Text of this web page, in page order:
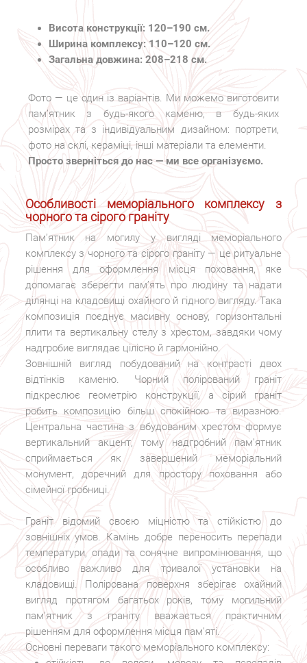
Висота конструкції: 120–190 см.
Ширина комплексу: 110–120 см.
Загальна довжина: 208–218 см.
Фото — це один із варіантів. Ми можемо виготовити
пам’ятник з будь-якого каменю, в будь-яких
розмірах та з індивідуальним дизайном: портрети,
фото на склі, кераміці, інші матеріали та елементи.
Просто зверніться до нас — ми все організуємо.
Особливості меморіального комплексу з
чорного та сірого граніту
Пам’ятник на могилу у вигляді меморіального
комплексу з чорного та сірого граніту — це ритуальне
рішення для оформлення місця поховання, яке
допомагає зберегти пам’ять про людину та надати
ділянці на кладовищі охайного й гідного вигляду. Така
композиція поєднує масивну основу, горизонтальні
плити та вертикальну стелу з хрестом, завдяки чому
надгробие виглядає цілісно й гармонійно.
Зовнішній вигляд побудований на контрасті двох
відтінків каменю. Чорний полірований граніт
підкреслює геометрію конструкції, а сірий граніт
робить композицію більш спокійною та виразною.
Центральна частина з вбудованим хрестом формує
вертикальний акцент, тому надгробний пам’ятник
сприймається як завершений меморіальний
монумент, доречний для простору поховання або
сімейної гробниці.
Граніт відомий своєю міцністю та стійкістю до
зовнішніх умов. Камінь добре переносить перепади
температури, опади та сонячне випромінювання, що
особливо важливо для тривалої установки на
кладовищі. Полірована поверхня зберігає охайний
вигляд протягом багатьох років, тому могильний
пам’ятник з граніту вважається практичним
рішенням для оформлення місця пам’яті.
Основні переваги такого меморіального комплексу: